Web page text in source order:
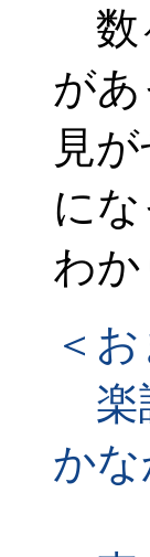
数
が
見
に
わ
＜
楽
か